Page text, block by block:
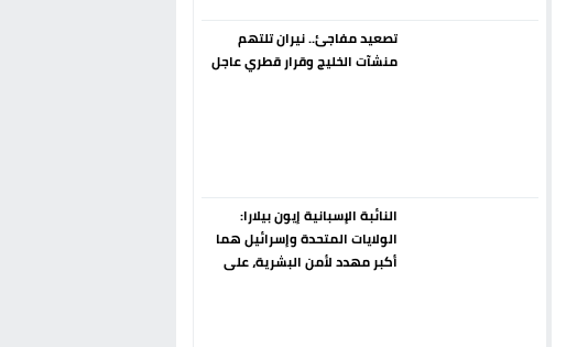
تصعيد مفاجئ.. نيران تلتهم
منشآت الخليج وقرار قطري عاجل
النائبة الإسبانية إيون بيلارا:
الولايات المتحدة وإسرائيل هما
أكبر مهدد لأمن البشرية، على